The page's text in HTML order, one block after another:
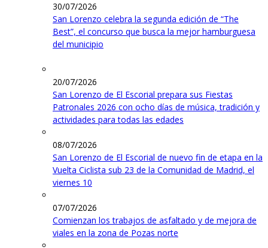
30/07/2026
San Lorenzo celebra la segunda edición de “The
Best”, el concurso que busca la mejor hamburguesa
del municipio
20/07/2026
San Lorenzo de El Escorial prepara sus Fiestas
Patronales 2026 con ocho días de música, tradición y
actividades para todas las edades
08/07/2026
San Lorenzo de El Escorial de nuevo fin de etapa en la
Vuelta Ciclista sub 23 de la Comunidad de Madrid, el
viernes 10
07/07/2026
Comienzan los trabajos de asfaltado y de mejora de
viales en la zona de Pozas norte